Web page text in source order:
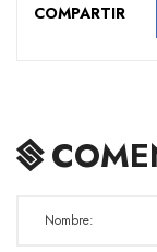
COMPARTIR